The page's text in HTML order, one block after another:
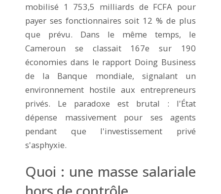
mobilisé 1 753,5 milliards de FCFA pour
payer ses fonctionnaires soit 12 % de plus
que prévu. Dans le même temps, le
Cameroun se classait 167e sur 190
économies dans le rapport Doing Business
de la Banque mondiale, signalant un
environnement hostile aux entrepreneurs
privés. Le paradoxe est brutal : l'État
dépense massivement pour ses agents
pendant que l'investissement privé
s'asphyxie.
Quoi : une masse salariale